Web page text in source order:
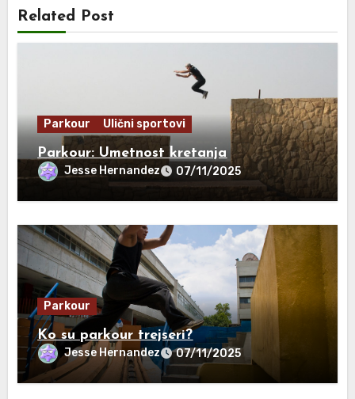
Related Post
Parkour Ulični sportovi
Parkour: Umetnost kretanja
Jesse Hernandez 07/11/2025
Parkour
Ko su parkour trejseri?
Jesse Hernandez 07/11/2025